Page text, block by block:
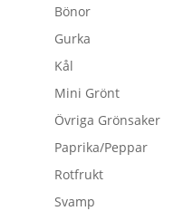
Bönor
Gurka
Kål
Mini Grönt
Övriga Grönsaker
Paprika/Peppar
Rotfrukt
Svamp